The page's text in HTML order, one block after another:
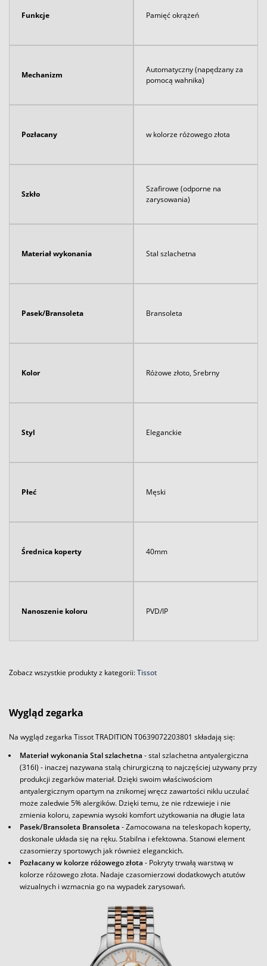
Funkcje Pamięć okrążeń
Mechanizm
Automatyczny (napędzany za
pomocą wahnika)
Pozłacany w kolorze różowego złota
Szkło
Szafirowe (odporne na
zarysowania)
Materiał wykonania Stal szlachetna
Pasek/Bransoleta Bransoleta
Kolor Różowe złoto, Srebrny
Styl Eleganckie
Płeć Męski
Średnica koperty 40mm
Nanoszenie koloru PVD/IP
Zobacz wszystkie produkty z kategorii:Tissot
Wygląd zegarka
Na wygląd zegarka Tissot TRADITION T0639072203801 składają się:
Materiał wykonania Stal szlachetna - stal szlachetna antyalergiczna
(316l) - inaczej nazywana stalą chirurgiczną to najczęściej używany przy
produkcji zegarków materiał. Dzięki swoim właściwościom
antyalergicznym opartym na znikomej wręcz zawartości niklu uczulać
może zaledwie 5% alergików. Dzięki temu, że nie rdzewieje i nie
zmienia koloru, zapewnia wysoki komfort użytkowania na długie lata
Pasek/Bransoleta Bransoleta - Zamocowana na teleskopach koperty,
doskonale układa się na ręku. Stabilna i efektowna. Stanowi element
czasomierzy sportowych jak również eleganckich.
Pozłacany w kolorze różowego złota - Pokryty trwałą warstwą w
kolorze różowego złota. Nadaje czasomierzowi dodatkowych atutów
wizualnych i wzmacnia go na wypadek zarysowań.